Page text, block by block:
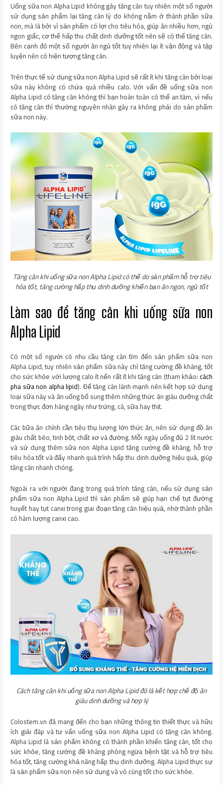
Uống sữa non Alpha Lipid không gây tăng cân tuy nhiên một số người
sử dụng sản phẩm lại tăng cân lý do không nằm ở thành phần sữa
non, mà là bởi vì sản phẩm có lợi cho tiêu hóa, giúp ăn nhiều hơn, ngủ
ngon giấc, cơ thể hấp thu chất dinh dưỡng tốt nên sẽ có thể tăng cân.
Bên cạnh đó một số người ăn ngủ tốt tuy nhiên lại ít vận động và tập
luyện nên có hiện tượng tăng cân.
Trên thực tế sử dụng sữa non Alpha Lipid sẽ rất ít khi tăng cân bởi loại
sữa này không có chứa quá nhiều calo. Với vấn đề uống sữa non
Alpha Lipid có tăng cân không thì bạn hoàn toàn có thể an tâm, vì nếu
có tăng cân thì thường nguyên nhân gây ra không phải do sản phẩm
sữa non này.
Tăng cân khi uống sữa non Alpha Lipid có thể do sản phẩm hỗ trợ tiêu
hóa tốt, tăng cường hấp thụ dinh dưỡng khiến bạn ăn ngon, ngủ tốt
Làm sao để tăng cân khi uống sữa non
Alpha Lipid
Có một số người có nhu cầu tăng cân tìm đến sản phẩm sữa non
Alpha Lipid, tuy nhiên sản phẩm sữa này chỉ tăng cường đề kháng, tốt
cho sức khỏe với lượng calo ít nến rất ít khi tăng cân (tham khảo:cách
pha sữa non alpha lipid). Để tăng cân lành mạnh nên kết hợp sử dụng
loại sữa này và ăn uống bổ sung thêm những thức ăn giàu dưỡng chất
trong thực đơn hàng ngày như trứng, cá, sữa hay thịt.
Các bữa ăn chính cần tiêu thụ lượng lớn thức ăn, nên sử dụng đồ ăn
giàu chất béo, tinh bột, chất xơ và đường. Mỗi ngày uống đủ 2 lít nước
và sử dụng thêm sữa non Alpha Lipid tăng cường đề kháng, hỗ trợ
tiêu hóa tốt và đẩy nhanh quá trình hấp thu dinh dưỡng hiệu quả, giúp
tăng cân nhanh chóng.
Ngoài ra với người đang trong quá trình tăng cân, nếu sử dụng sản
phẩm sữa non Alpha Lipid thì sản phẩm sẽ giúp hạn chế tụt đường
huyết hay tụt canxi trong giai đoạn tăng cân hiệu quả, nhờ thành phần
có hàm lượng canxi cao.
Cách tăng cân khi uống sữa non Alpha Lipid đó là kết hợp chế độ ăn
giàu dinh dưỡng và hợp lý
Colostem.vn đã mang đến cho bạn những thông tin thiết thực và hữu
ích giải đáp và tư vấn uống sữa non Alpha Lipid có tăng cân không.
Alpha Lipid là sản phẩm không có thành phần khiến tăng cân, tốt cho
sức khỏe, tăng cường đề kháng phòng ngừa bệnh tật và hỗ trợ tiêu
hóa tốt, tăng cường khả năng hấp thụ dinh dưỡng. Alpha Lipid thực sự
là sản phẩm sữa non nên sử dụng và vô cùng tốt cho sức khỏe.